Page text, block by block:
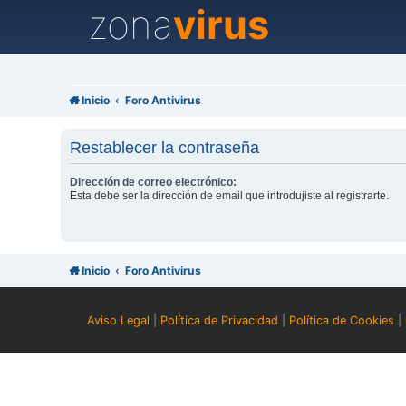
zonavirus
Inicio Foro Antivirus
Restablecer la contraseña
Dirección de correo electrónico:
Esta debe ser la dirección de email que introdujiste al registrarte.
Inicio Foro Antivirus
Aviso Legal Política de Privacidad Política de Cookies